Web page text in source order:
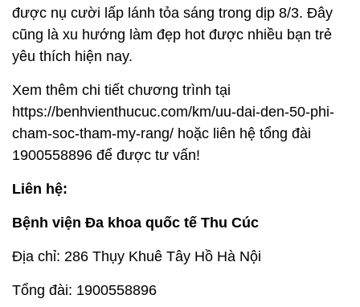
được nụ cười lấp lánh tỏa sáng trong dịp 8/3. Đây
cũng là xu hướng làm đẹp hot được nhiều bạn trẻ
yêu thích hiện nay.
Xem thêm chi tiết chương trình tại
https://benhvienthucuc.com/km/uu-dai-den-50-phi-
cham-soc-tham-my-rang/ hoặc liên hệ tổng đài
1900558896 để được tư vấn!
Liên hệ:
Bệnh viện Đa khoa quốc tế Thu Cúc
Địa chỉ: 286 Thụy Khuê Tây Hồ Hà Nội
Tổng đài: 1900558896